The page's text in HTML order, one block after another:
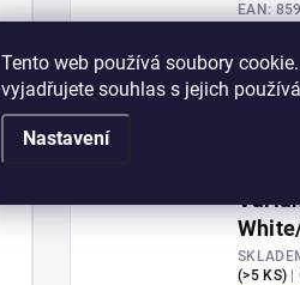
Tento web používá soubory
vyjadřujete souhlas s jejich
Nastavení
EAN:
(>5 KS)